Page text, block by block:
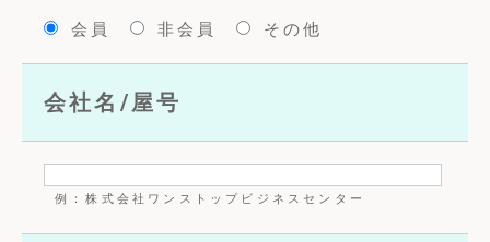
会員 非会員 その他
会社名/屋号
例：株式会社ワンストップビジネスセンター